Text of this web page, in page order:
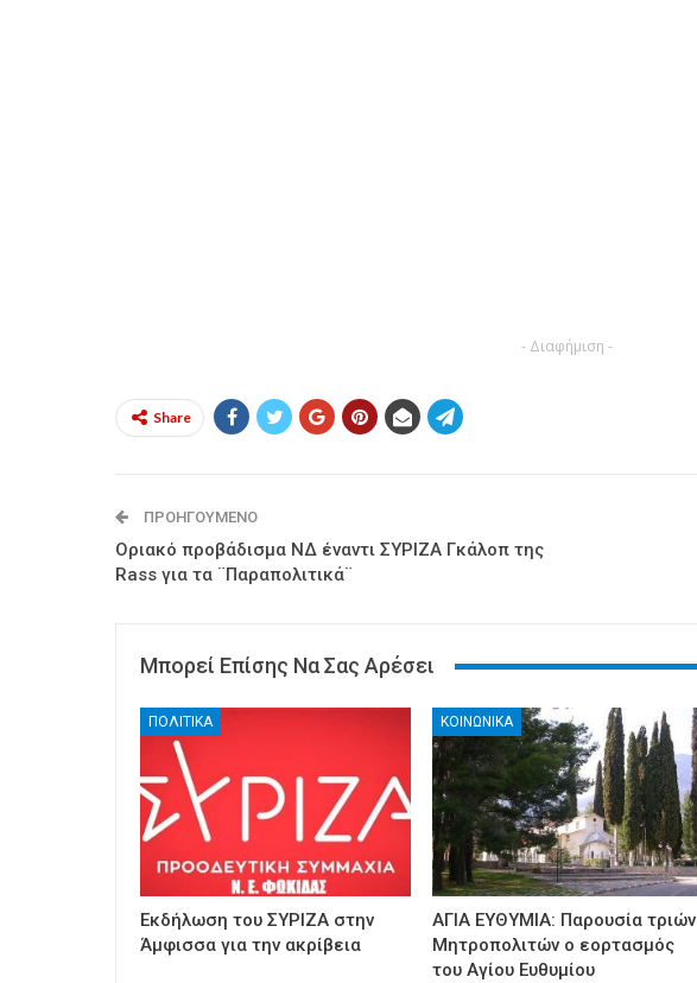
- Διαφήμιση -
Share
ΠΡΟΗΓΟΎΜΕΝΟ
Οριακό προβάδισμα ΝΔ έναντι ΣΥΡΙΖΑ Γκάλοπ της
Rass για τα ¨Παραπολιτικά¨
Μπορεί Επίσης Να Σας Αρέσει
ΠΟΛΙΤΙΚΑ
Εκδήλωση του ΣΥΡΙΖΑ στην
Άμφισσα για την ακρίβεια
ΚΟΙΝΩΝΙΚΑ
ΑΓΙΑ ΕΥΘΥΜΙΑ: Παρουσία τριών
Μητροπολιτών ο εορτασμός
του Αγίου Ευθυμίου